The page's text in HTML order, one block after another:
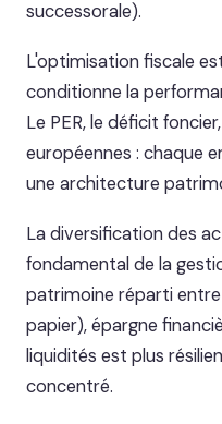
successorale).
L'optimisation fiscale
conditionne la
Le PER, le déficit
européennes : chaque
une architecture
La diversification des
fondamental de la
patrimoine réparti
papier), épargne
liquidités est plus
concentré.